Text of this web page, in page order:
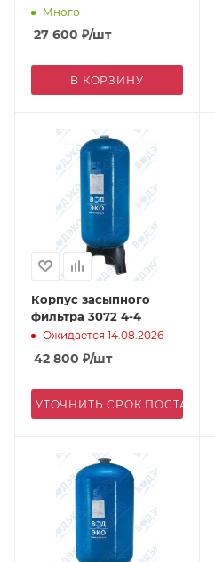
Много
27 600 ₽/шт
В КОРЗИНУ
Корпус засыпного
фильтра 3072 4-4
Ожидается 14.08.2026
42 800 ₽/шт
УТОЧНИТЬ СРОК ПОСТАВКИ